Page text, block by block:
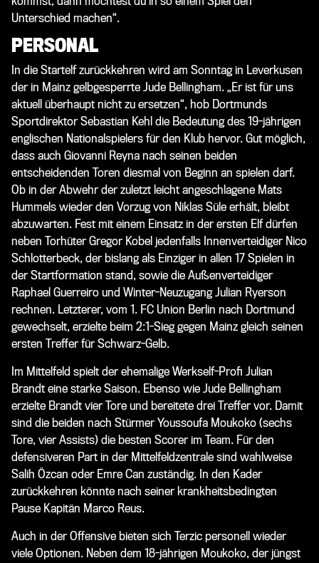
Unterschied machen“.
PERSONAL
In die Startelf zurückkehren wird am Sonntag in Leverkusen
der in Mainz gelbgesperrte Jude Bellingham. „Er ist für uns
aktuell überhaupt nicht zu ersetzen“, hob Dortmunds
Sportdirektor Sebastian Kehl die Bedeutung des 19-jährigen
englischen Nationalspielers für den Klub hervor. Gut möglich,
dass auch Giovanni Reyna nach seinen beiden
entscheidenden Toren diesmal von Beginn an spielen darf.
Ob in der Abwehr der zuletzt leicht angeschlagene Mats
Hummels wieder den Vorzug von Niklas Süle erhält, bleibt
abzuwarten. Fest mit einem Einsatz in der ersten Elf dürfen
neben Torhüter Gregor Kobel jedenfalls Innenverteidiger Nico
Schlotterbeck, der bislang als Einziger in allen 17 Spielen in
der Startformation stand, sowie die Außenverteidiger
Raphael Guerreiro und Winter-Neuzugang Julian Ryerson
rechnen. Letzterer, vom 1. FC Union Berlin nach Dortmund
gewechselt, erzielte beim 2:1-Sieg gegen Mainz gleich seinen
ersten Treffer für Schwarz-Gelb.
Im Mittelfeld spielt der ehemalige Werkself-Profi Julian
Brandt eine starke Saison. Ebenso wie Jude Bellingham
erzielte Brandt vier Tore und bereitete drei Treffer vor. Damit
sind die beiden nach Stürmer Youssoufa Moukoko (sechs
Tore, vier Assists) die besten Scorer im Team. Für den
defensiveren Part in der Mittelfeldzentrale sind wahlweise
Salih Özcan oder Emre Can zuständig. In den Kader
zurückkehren könnte nach seiner krankheitsbedingten
Pause Kapitän Marco Reus.
Auch in der Offensive bieten sich Terzic personell wieder
viele Optionen. Neben dem 18-jährigen Moukoko, der jüngst